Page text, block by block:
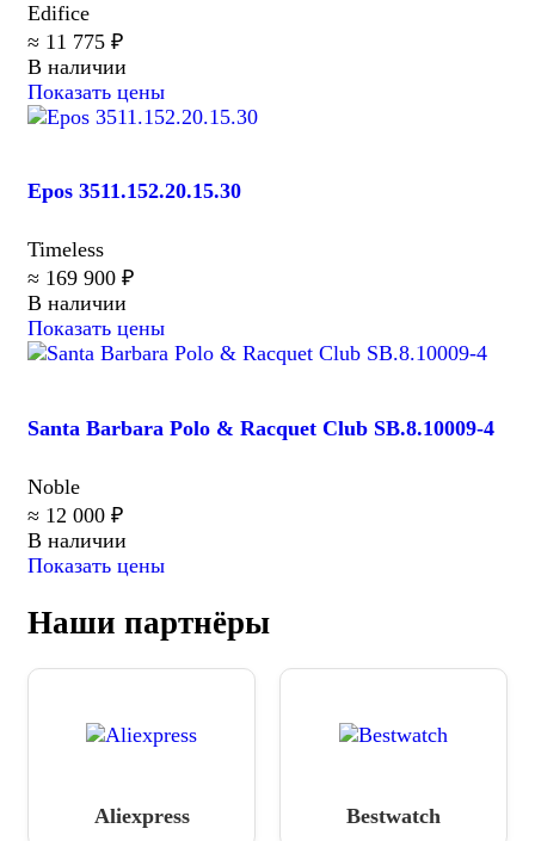
Edifice
≈ 11 775 ₽
В наличии
Показать цены
Epos 3511.152.20.15.30
Timeless
≈ 169 900 ₽
В наличии
Показать цены
Santa Barbara Polo & Racquet Club SB.8.10009-4
Noble
≈ 12 000 ₽
В наличии
Показать цены
Наши партнёры
Aliexpress Bestwatch